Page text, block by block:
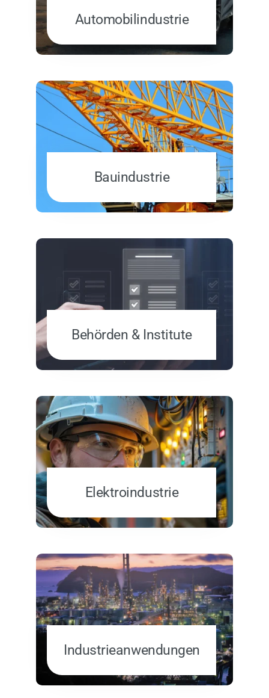
Automobilindustrie
Bauindustrie
Behörden & Institute
Elektroindustrie
Industrieanwendungen